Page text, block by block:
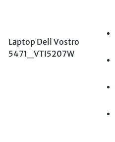
Laptop Dell Vostro
5471_VTI5207W